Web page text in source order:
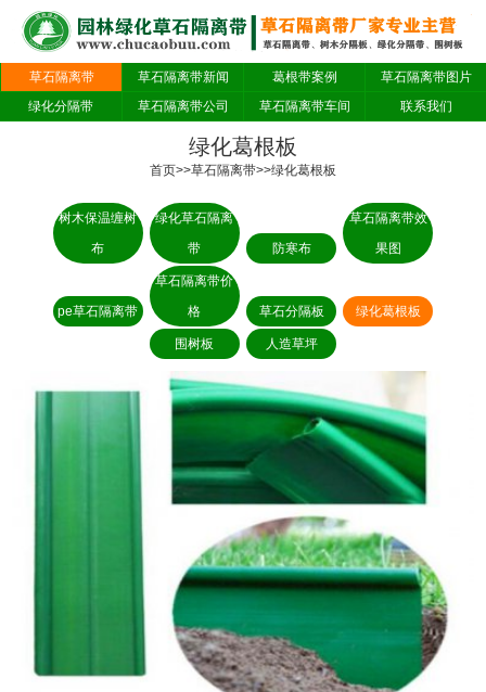
草石隔离带 草石隔离带新闻 葛根带案例
草石隔离带图片
绿化分隔带
草石隔离带公司 草石隔离带车间 联系我们
绿化葛根板
首页>>草石隔离带>>绿化葛根板
树木保温缠树
布
绿化草石隔离
带
防寒布
草石隔离带效
果图
pe草石隔离带
草石隔离带价
格
草石分隔板 绿化葛根板
围树板 人造草坪